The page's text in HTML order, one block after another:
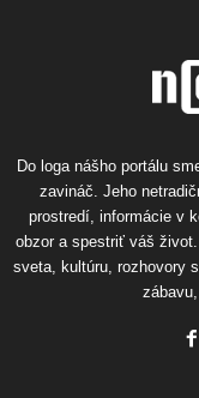
Do loga nášho portálu
zavináč. Jeho
prostredí, informácie v
obzor a spestriť váš
sveta, kultúru, rozhovory